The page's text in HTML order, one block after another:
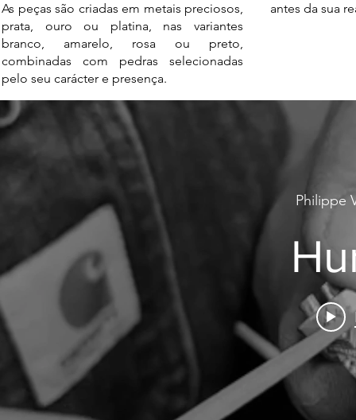
As peças são criadas em metais preciosos,
prata, ouro ou platina, nas variantes
branco, amarelo, rosa ou preto,
combinadas com pedras selecionadas
pelo seu carácter e presença.
antes da sua
Philippe